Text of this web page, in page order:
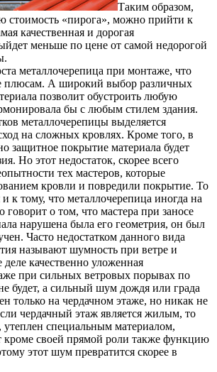
Таким образом,
стоимость «пирога», можно прийти к
качественная и дорогая
меньше по цене от самой недорогой
металлочерепица при монтаже, что
плюсам. А широкий выбор различных
позволит обустроить любую
бы с любым стилем здания.
металлочерепицы выделяется
на сложных кровлях. Кроме того, в
защитное покрытие материала будет
Но этот недостаток, скорее всего
тех мастеров, которые
кровли и повредили покрытие. То
к тому, что металлочерепица иногда на
говорит о том, что мастера при заносе
нарушена была его геометрия, он был
Часто недостатком данного вида
называют шумность при ветре и
качественно уложенная
при сильных ветровых порывах по
будет, а сильный шум дождя или града
только на чердачном этаже, но никак не
чердачный этаж является жилым, то
утеплен специальным материалом,
кроме своей прямой роли также функцию
этот шум превратится скорее в